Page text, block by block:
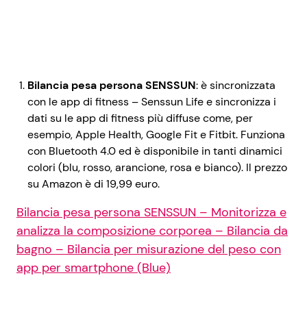
Bilancia pesa persona SENSSUN: è sincronizzata
con le app di fitness – Senssun Life e sincronizza i
dati su le app di fitness più diffuse come, per
esempio, Apple Health, Google Fit e Fitbit. Funziona
con Bluetooth 4.0 ed è disponibile in tanti dinamici
colori (blu, rosso, arancione, rosa e bianco). Il prezzo
su Amazon è di 19,99 euro.
Bilancia pesa persona SENSSUN – Monitorizza e
analizza la composizione corporea – Bilancia da
bagno – Bilancia per misurazione del peso con
app per smartphone (Blue)